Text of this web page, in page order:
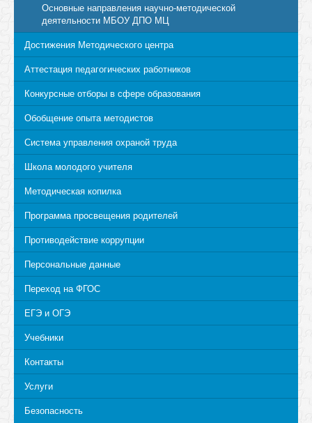
Основные направления научно-методической
деятельности МБОУ ДПО МЦ
Достижения Методического центра
Аттестация педагогических работников
Конкурсные отборы в сфере образования
Обобщение опыта методистов
Система управления охраной труда
Школа молодого учителя
Методическая копилка
Программа просвещения родителей
Противодействие коррупции
Персональные данные
Переход на ФГОС
ЕГЭ и ОГЭ
Учебники
Контакты
Услуги
Безопасность